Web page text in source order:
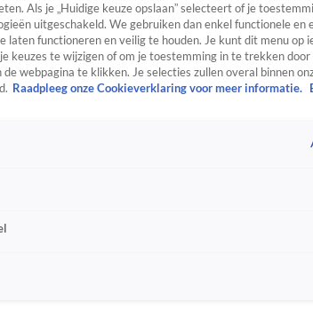
Als je „Huidige keuze opslaan” selecteert of je
uitgeschakeld. We gebruiken dan enkel functionele en
laten functioneren en veilig te houden. Je kunt dit menu op
keuzes te wijzigen of om je toestemming in te trekken door
webpagina te klikken. Je selecties zullen overal binnen
Raadpleeg onze Cookieverklaring voor meer informatie.